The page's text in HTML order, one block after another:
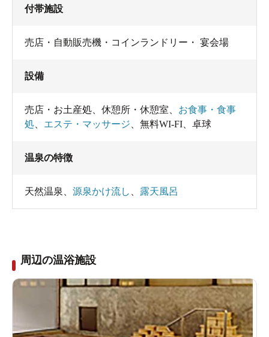
付帯施設
売店・自動販売機・コインランドリー・ 宴会場
設備
売店・お土産処 休憩所・休憩室
お食事・食事
処
エステ・マッサージ 無料WI-FI 卓球
温泉の特徴
天然温泉 源泉かけ流し 露天風呂
周辺の温浴施設